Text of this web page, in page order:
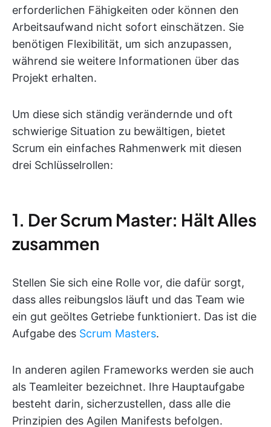
erforderlichen Fähigkeiten oder können den
Arbeitsaufwand nicht sofort einschätzen. Sie
benötigen Flexibilität, um sich anzupassen,
während sie weitere Informationen über das
Projekt erhalten.
Um diese sich ständig verändernde und oft
schwierige Situation zu bewältigen, bietet
Scrum ein einfaches Rahmenwerk mit diesen
drei Schlüsselrollen:
1. Der Scrum Master: Hält Alles
zusammen
Stellen Sie sich eine Rolle vor, die dafür sorgt,
dass alles reibungslos läuft und das Team wie
ein gut geöltes Getriebe funktioniert. Das ist die
Aufgabe des Scrum Masters.
In anderen agilen Frameworks werden sie auch
als Teamleiter bezeichnet. Ihre Hauptaufgabe
besteht darin, sicherzustellen, dass alle die
Prinzipien des Agilen Manifests befolgen.